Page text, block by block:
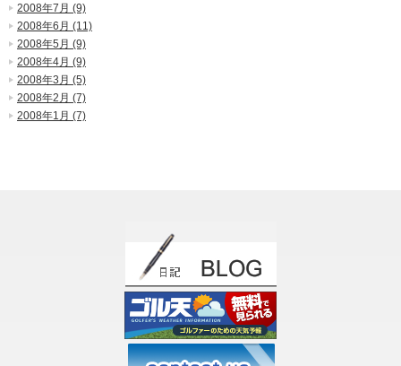
2008年7月 (9)
2008年6月 (11)
2008年5月 (9)
2008年4月 (9)
2008年3月 (5)
2008年2月 (7)
2008年1月 (7)